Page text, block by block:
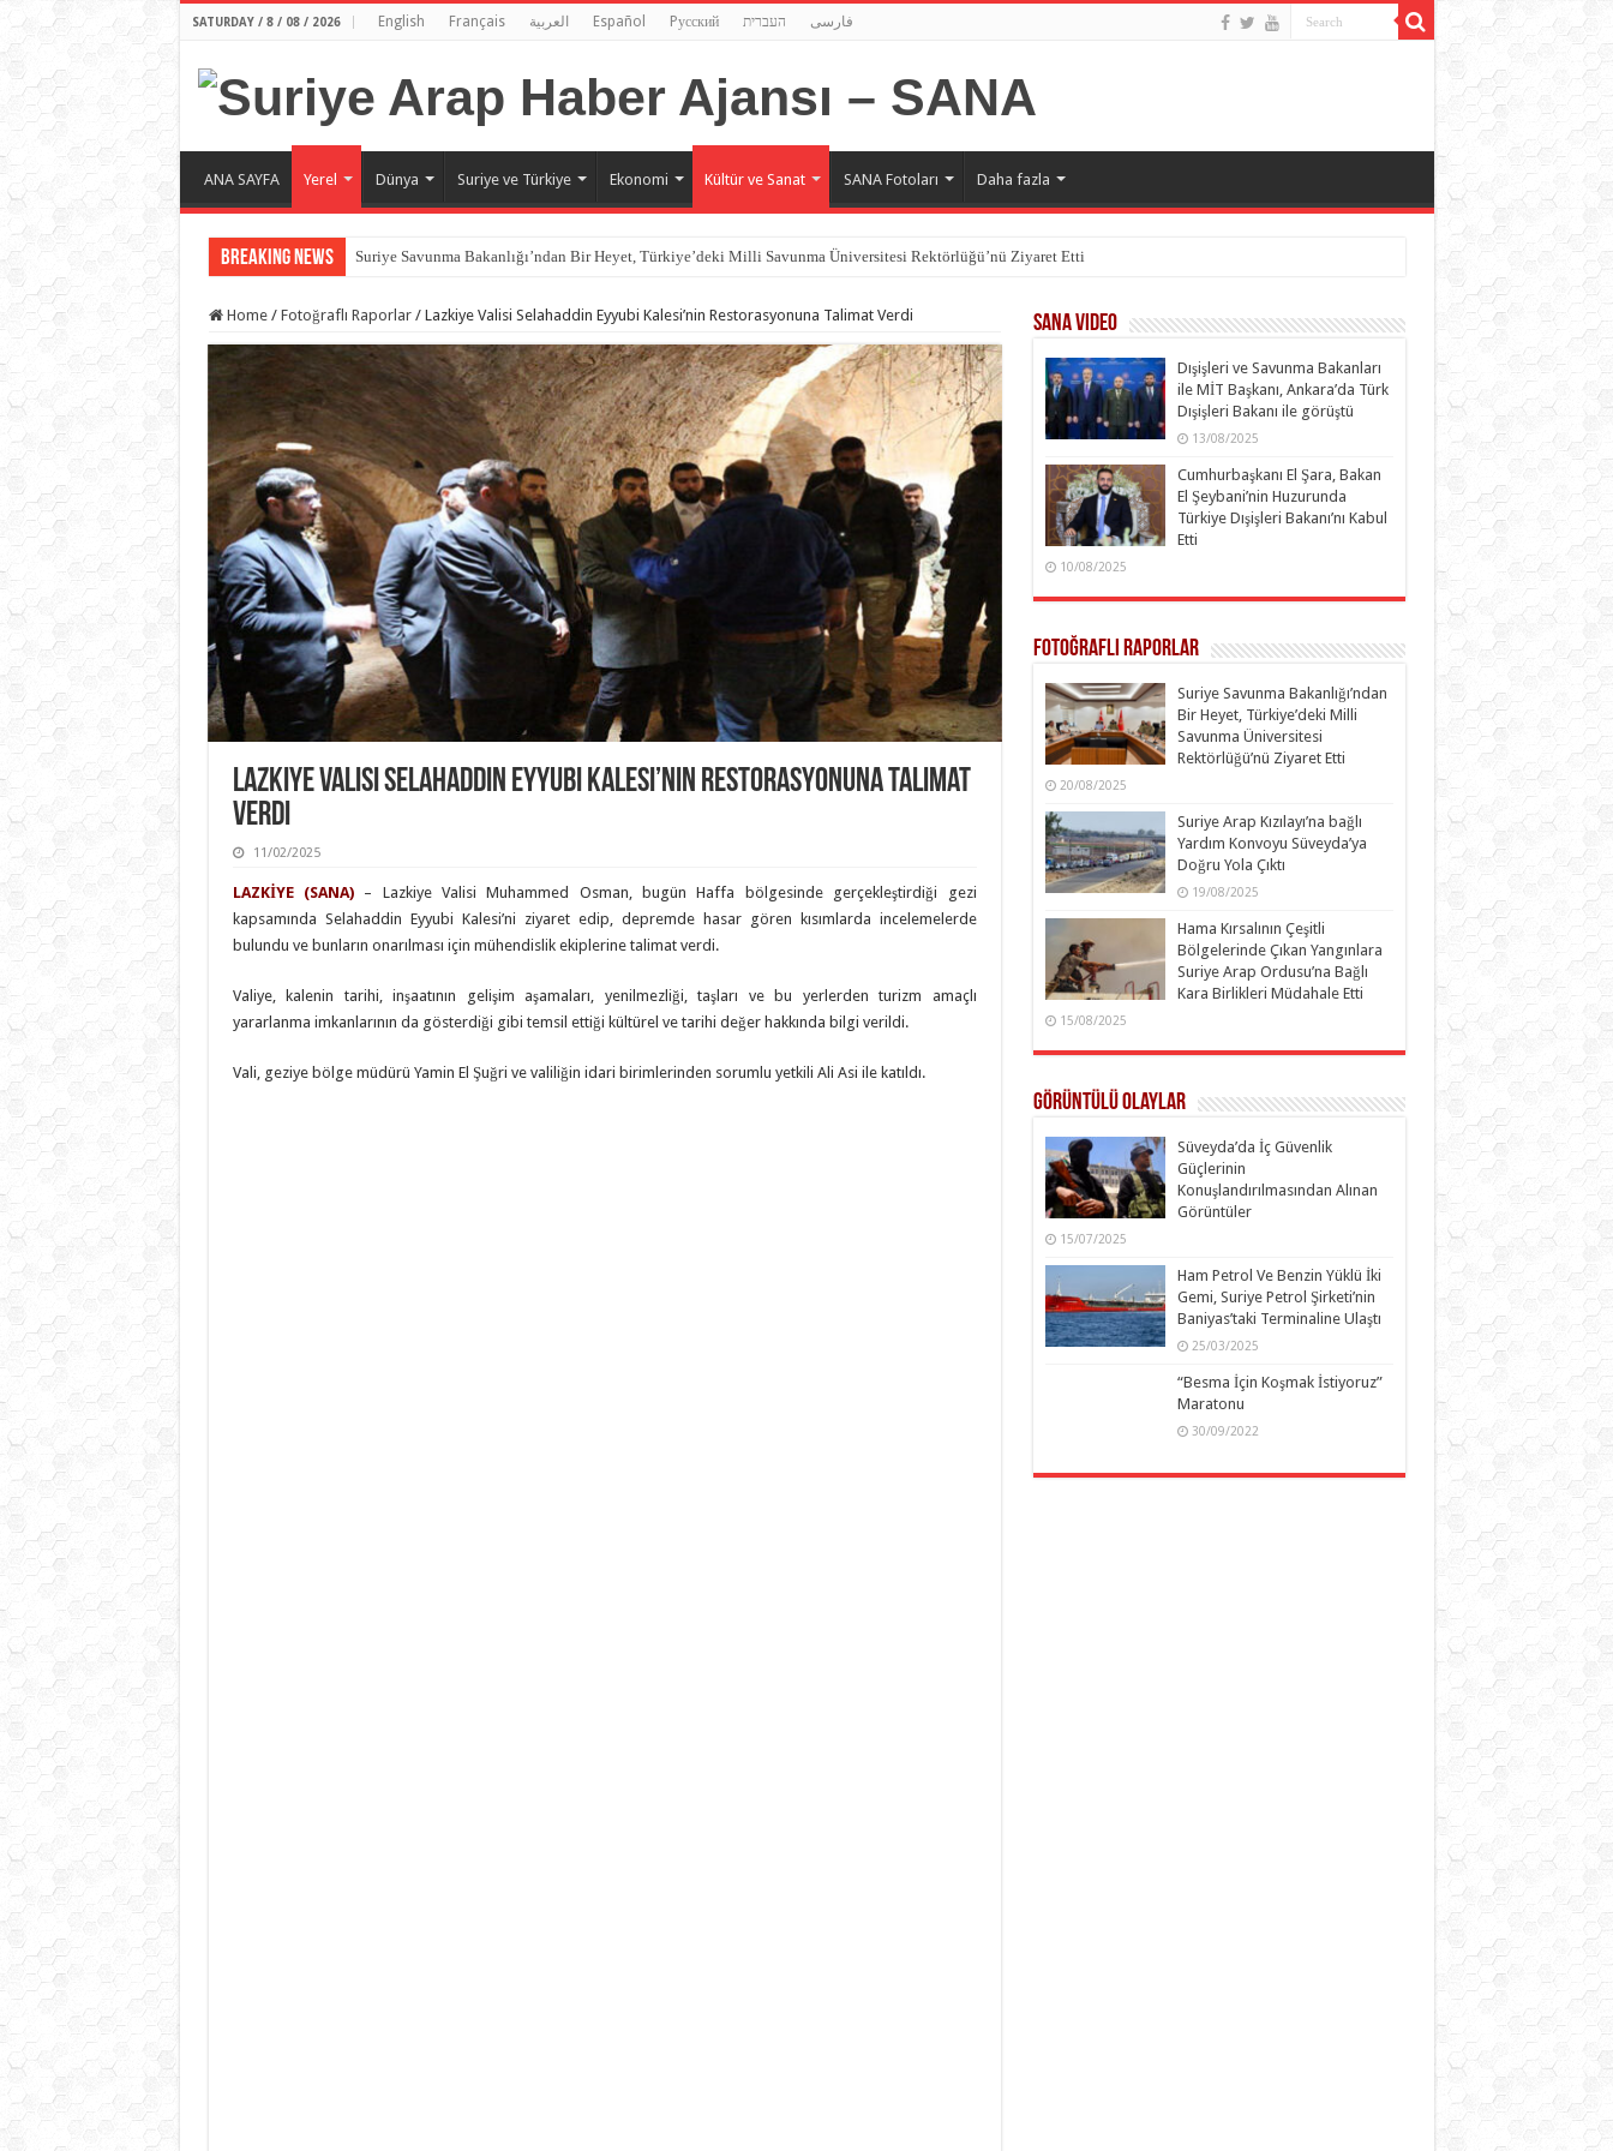
SATURDAY / 8 / 08 / 2026 English Français العربية Español Pусский העברית فارسی
ANA SAYFA Yerel Dünya Suriye ve Türkiye Ekonomi Kültür ve Sanat SANA Fotoları Daha fazla
Breaking News Suriye Savunma Bakanlığı’ndan Bir Heyet, Türkiye’deki Milli Savunma Üniversitesi Rektörlüğü’nü Ziyaret Etti
Home / Fotoğraflı Raporlar / Lazkiye Valisi Selahaddin Eyyubi Kalesi’nin Restorasyonuna Talimat Verdi
Lazkiye Valisi Selahaddin Eyyubi Kalesi’nin Restorasyonuna Talimat
Verdi
11/02/2025
LAZKİYE (SANA)– Lazkiye Valisi Muhammed Osman, bugün Haffa bölgesinde gerçekleştirdiği gezi
kapsamında Selahaddin Eyyubi Kalesi’ni ziyaret edip, depremde hasar gören kısımlarda incelemelerde
bulundu ve bunların onarılması için mühendislik ekiplerine talimat verdi.
Valiye, kalenin tarihi, inşaatının gelişim aşamaları, yenilmezliği, taşları ve bu yerlerden turizm amaçlı
yararlanma imkanlarının da gösterdiği gibi temsil ettiği kültürel ve tarihi değer hakkında bilgi verildi.
Vali, geziye bölge müdürü Yamin El Şuğri ve valiliğin idari birimlerinden sorumlu yetkili Ali Asi ile katıldı.
SANA Video
Dışişleri ve Savunma Bakanları
ile MİT Başkanı, Ankara’da Türk
Dışişleri Bakanı ile görüştü
13/08/2025
Cumhurbaşkanı El Şara, Bakan
El Şeybani’nin Huzurunda
Türkiye Dışişleri Bakanı’nı Kabul
Etti
10/08/2025
Fotoğraflı Raporlar
Suriye Savunma Bakanlığı’ndan
Bir Heyet, Türkiye’deki Milli
Savunma Üniversitesi
Rektörlüğü’nü Ziyaret Etti
20/08/2025
Suriye Arap Kızılayı’na bağlı
Yardım Konvoyu Süveyda’ya
Doğru Yola Çıktı
19/08/2025
Hama Kırsalının Çeşitli
Bölgelerinde Çıkan Yangınlara
Suriye Arap Ordusu’na Bağlı
Kara Birlikleri Müdahale Etti
15/08/2025
Görüntülü Olaylar
Süveyda’da İç Güvenlik
Güçlerinin
Konuşlandırılmasından Alınan
Görüntüler
15/07/2025
Ham Petrol Ve Benzin Yüklü İki
Gemi, Suriye Petrol Şirketi’nin
Baniyas’taki Terminaline Ulaştı
25/03/2025
“Besma İçin Koşmak İstiyoruz”
Maratonu
30/09/2022